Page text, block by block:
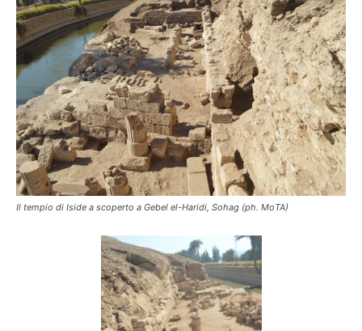
Il tempio di Iside a scoperto a Gebel el-Haridi, Sohag (ph. MoTA)